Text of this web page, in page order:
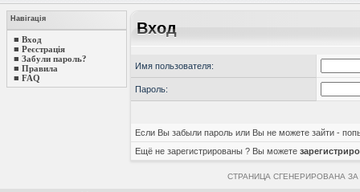
Навігація
■ Вход
■ Реєстрація
■ Забули пароль?
■ Правила
■ FAQ
Вход
Имя пользователя:
Пароль:
Если Вы забыли пароль или Вы не можете зайти -
Ещё не зарегистрированы ? Вы можете
СТРАНИЦА СГЕНЕРИРОВАНА